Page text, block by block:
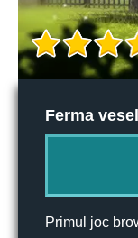
Ferma
Primul joc